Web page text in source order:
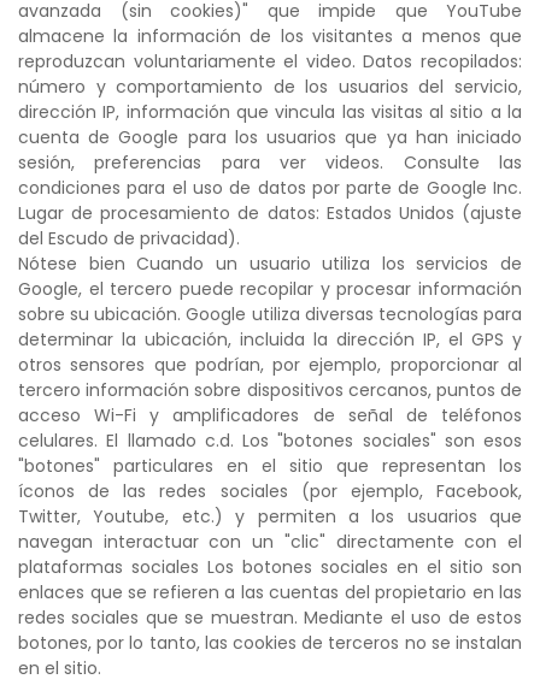
avanzada (sin cookies)" que impide que YouTube
almacene la información de los visitantes a menos que
reproduzcan voluntariamente el video. Datos recopilados:
número y comportamiento de los usuarios del servicio,
dirección IP, información que vincula las visitas al sitio a la
cuenta de Google para los usuarios que ya han iniciado
sesión, preferencias para ver videos. Consulte las
condiciones para el uso de datos por parte de Google Inc.
Lugar de procesamiento de datos: Estados Unidos (ajuste
del Escudo de privacidad).
Nótese bien Cuando un usuario utiliza los servicios de
Google, el tercero puede recopilar y procesar información
sobre su ubicación. Google utiliza diversas tecnologías para
determinar la ubicación, incluida la dirección IP, el GPS y
otros sensores que podrían, por ejemplo, proporcionar al
tercero información sobre dispositivos cercanos, puntos de
acceso Wi-Fi y amplificadores de señal de teléfonos
celulares. El llamado c.d. Los "botones sociales" son esos
"botones" particulares en el sitio que representan los
íconos de las redes sociales (por ejemplo, Facebook,
Twitter, Youtube, etc.) y permiten a los usuarios que
navegan interactuar con un "clic" directamente con el
plataformas sociales Los botones sociales en el sitio son
enlaces que se refieren a las cuentas del propietario en las
redes sociales que se muestran. Mediante el uso de estos
botones, por lo tanto, las cookies de terceros no se instalan
en el sitio.